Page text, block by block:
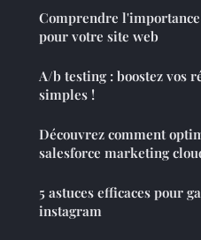
Comprendre
pour votre site web
A/b testing : boostez vos
simples !
Découvrez comment
salesforce marketing
5 astuces efficaces pour
instagram